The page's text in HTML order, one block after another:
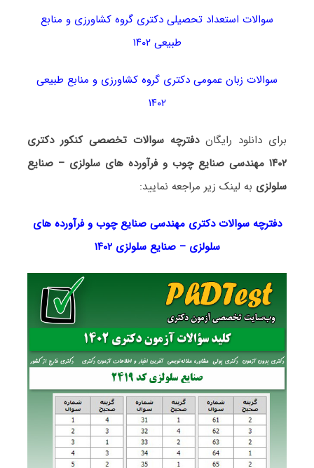
سوالات استعداد تحصیلی دکتری گروه کشاورزی و منابع
طبیعی ۱۴۰۲
سوالات زبان عمومی دکتری گروه کشاورزی و منابع طبیعی
۱۴۰۲
برای دانلود رایگاندفترچه سوالات تخصصی کنکور دکتری
۱۴۰۲ مهندسی صنایع چوب و فرآورده های سلولزی – صنایع
سلولزی به لینک زیر مراجعه نمایید:
دفترچه سوالات دکتری مهندسی صنایع چوب و فرآورده های
سلولزی – صنایع سلولزی ۱۴۰۲